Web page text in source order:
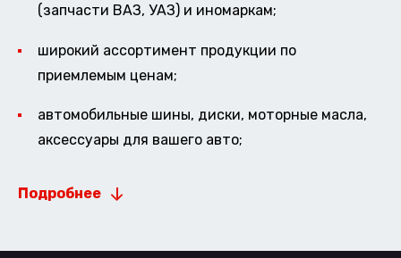
(запчасти ВАЗ, УАЗ) и иномаркам;
широкий ассортимент продукции по
приемлемым ценам;
автомобильные шины, диски, моторные масла,
аксессуары для вашего авто;
Подробнее